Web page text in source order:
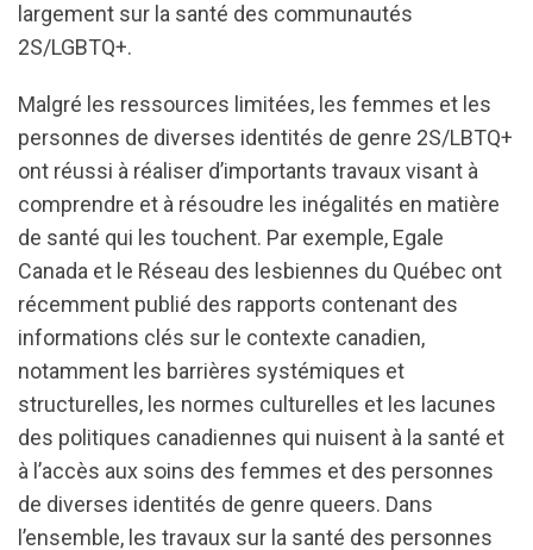
largement sur la santé des communautés
2S/LGBTQ+.
Malgré les ressources limitées, les femmes et les
personnes de diverses identités de genre 2S/LBTQ+
ont réussi à réaliser d’importants travaux visant à
comprendre et à résoudre les inégalités en matière
de santé qui les touchent. Par exemple, Egale
Canada et le Réseau des lesbiennes du Québec ont
récemment publié des rapports contenant des
informations clés sur le contexte canadien,
notamment les barrières systémiques et
structurelles, les normes culturelles et les lacunes
des politiques canadiennes qui nuisent à la santé et
à l’accès aux soins des femmes et des personnes
de diverses identités de genre queers. Dans
l’ensemble, les travaux sur la santé des personnes